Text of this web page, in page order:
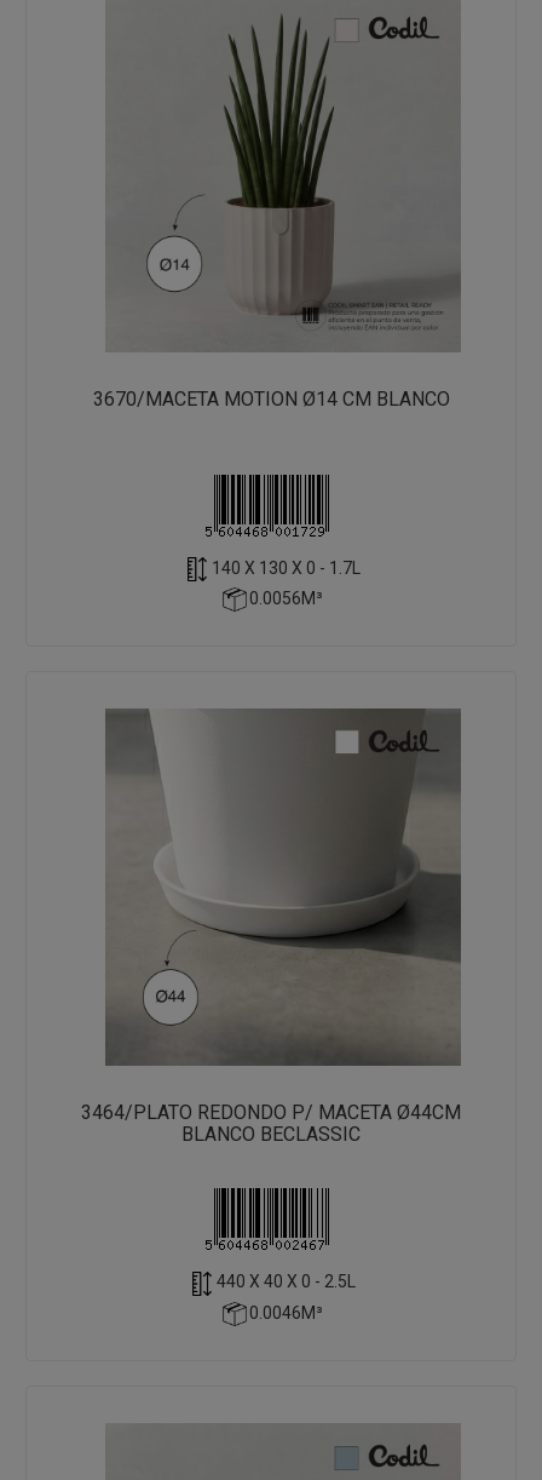
3670/MACETA MOTION Ø14 CM BLANCO
140 X 130 X 0 - 1.7L
0.0056M³
3464/PLATO REDONDO P/ MACETA Ø44CM
BLANCO BECLASSIC
440 X 40 X 0 - 2.5L
0.0046M³